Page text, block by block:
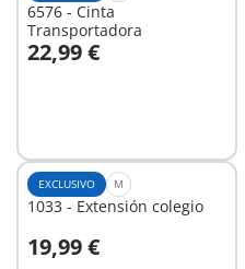
6576 - Cinta
Transportadora
22,99 €
A la cesta
EXCLUSIVO M
1033 - Extensión colegio
19,99 €
A la cesta